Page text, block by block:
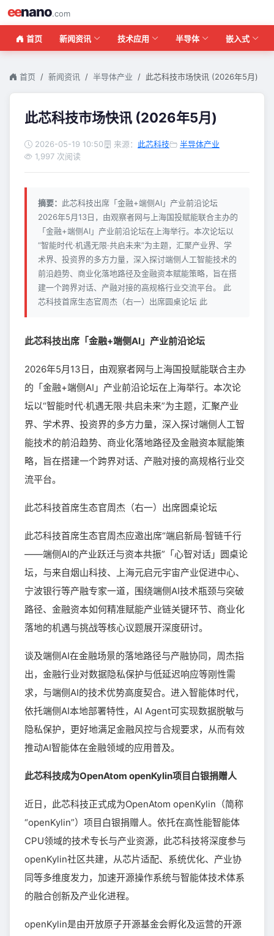
eenano.com
首页 新闻资讯 技术应用 半导体 嵌入式
首页 新闻资讯 半导体产业 此芯科技市场快讯 (2026年5月)
此芯科技市场快讯 (2026年5月)
2026-05-19 10:50 来源： 此芯科技
半导体产业
1,997 次阅读
摘要： 此芯科技出席「金融+端侧AI」产业前沿论坛
2026年5月13日，由观察者网与上海国投赋能联合主办的
「金融+端侧AI」产业前沿论坛在上海举行。本次论坛以
“智能时代·机遇无限·共启未来”为主题，汇聚产业界、学
术界、投资界的多方力量，深入探讨端侧人工智能技术的
前沿趋势、商业化落地路径及金融资本赋能策略，旨在搭
建一个跨界对话、产融对接的高规格行业交流平台。 此
芯科技首席生态官周杰（右一）出席圆桌论坛 此
此芯科技出席「金融+端侧AI」产业前沿论坛
2026年5月13日，由观察者网与上海国投赋能联合主办
的「金融+端侧AI」产业前沿论坛在上海举行。本次论
坛以“智能时代·机遇无限·共启未来”为主题，汇聚产业
界、学术界、投资界的多方力量，深入探讨端侧人工智
能技术的前沿趋势、商业化落地路径及金融资本赋能策
略，旨在搭建一个跨界对话、产融对接的高规格行业交
流平台。
此芯科技首席生态官周杰（右一）出席圆桌论坛
此芯科技首席生态官周杰应邀出席“端启新局·智链千行
——端侧AI的产业跃迁与资本共振”「心智对话」圆桌论
坛，与来自烟山科技、上海元启元宇宙产业促进中心、
宁波银行等产融专家一道，围绕端侧AI技术瓶颈与突破
路径、金融资本如何精准赋能产业链关键环节、商业化
落地的机遇与挑战等核心议题展开深度研讨。
谈及端侧AI在金融场景的落地路径与产融协同，周杰指
出，金融行业对数据隐私保护与低延迟响应等刚性需
求，与端侧AI的技术优势高度契合。进入智能体时代，
依托端侧AI本地部署特性，AI Agent可实现数据脱敏与
隐私保护，更好地满足金融风控与合规要求，从而有效
推动AI智能体在金融领域的应用普及。
此芯科技成为OpenAtom openKylin项目白银捐赠人
近日，此芯科技正式成为OpenAtom openKylin（简称
“openKylin”）项目白银捐赠人。依托在高性能智能体
CPU领域的技术专长与产业资源，此芯科技将深度参与
openKylin社区共建，从芯片适配、系统优化、产业协
同等多维度发力，加速开源操作系统与智能体技术体系
的融合创新及产业化进程。
openKylin是由开放原子开源基金会孵化及运营的开源